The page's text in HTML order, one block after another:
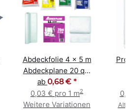
Abdeckfolie 4 x 5 m
Abdeckplane 20 qm
Malerfolie 5 - 40 my
ab 0,68 € *
0,03 € pro 1 m2
Weitere Variationen